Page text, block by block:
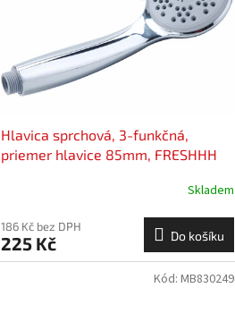
Hlavica sprchová, 3-funkčná,
priemer hlavice 85mm, FRESHHH
Skladem
186 Kč bez DPH
225 Kč Do košíku
Kód: MB830249